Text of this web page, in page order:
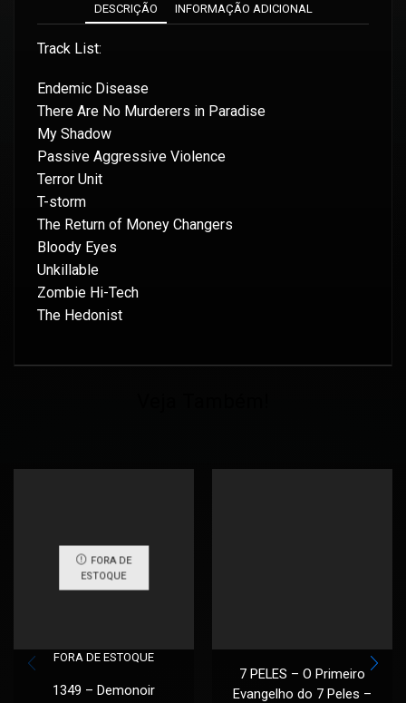
DESCRIÇÃO INFORMAÇÃO ADICIONAL
Track List:
Endemic Disease
There Are No Murderers in Paradise
My Shadow
Passive Aggressive Violence
Terror Unit
T-storm
The Return of Money Changers
Bloody Eyes
Unkillable
Zombie Hi-Tech
The Hedonist
FORA DE
ESTOQUE
FORA DE ESTOQUE
1349 – Demonoir
7 PELES – O Primeiro
Evangelho do 7 Peles –